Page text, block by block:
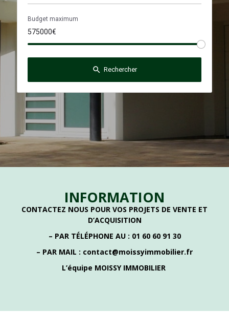
Budget maximum
search Rechercher
INFORMATION
CONTACTEZ NOUS POUR VOS PROJETS DE VENTE ET
D’ACQUISITION
– PAR TÉLÉPHONE AU : 01 60 60 91 30
– PAR MAIL : contact@moissyimmobilier.fr
L’équipe MOISSY IMMOBILIER